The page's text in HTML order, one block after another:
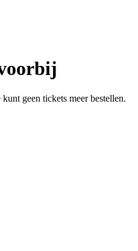
geen tickets meer bestellen.